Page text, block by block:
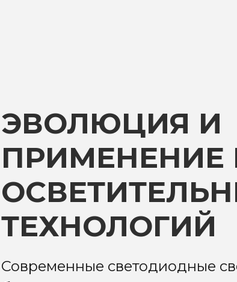
ЭВОЛЮЦИЯ И
ПРИМЕНЕНИЕ
ТЕХНОЛОГИЙ
Современные светодиодные